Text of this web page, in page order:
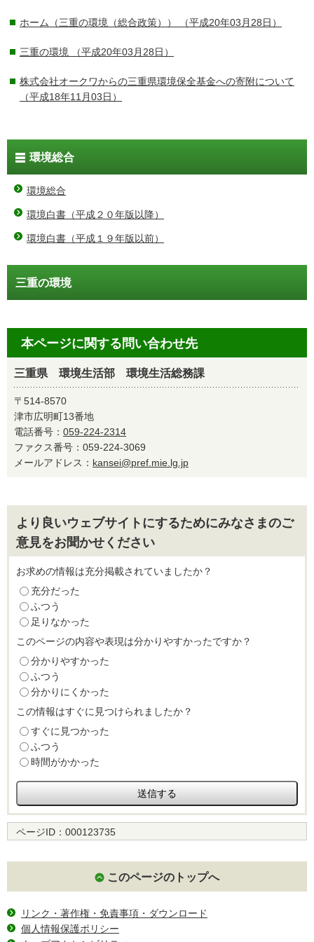
ホーム（三重の環境（総合政策）） （平成20年03月28日）
三重の環境 （平成20年03月28日）
株式会社オークワからの三重県環境保全基金への寄附について
（平成18年11月03日）
環境総合
環境総合
環境白書（平成２０年版以降）
環境白書（平成１９年版以前）
三重の環境
本ページに関する問い合わせ先
三重県 環境生活部 環境生活総務課
〒514-8570
津市広明町13番地
電話番号： 059-224-2314
ファクス番号：059-224-3069
メールアドレス： kansei@pref.mie.lg.jp
より良いウェブサイトにするためにみなさまのご
意見をお聞かせください
お求めの情報は充分掲載されていましたか？
充分だった
ふつう
足りなかった
このページの内容や表現は分かりやすかったですか？
分かりやすかった
ふつう
分かりにくかった
この情報はすぐに見つけられましたか？
すぐに見つかった
ふつう
時間がかかった
ページID： 000123735
このページのトップへ
リンク・著作権・免責事項・ダウンロード
個人情報保護ポリシー